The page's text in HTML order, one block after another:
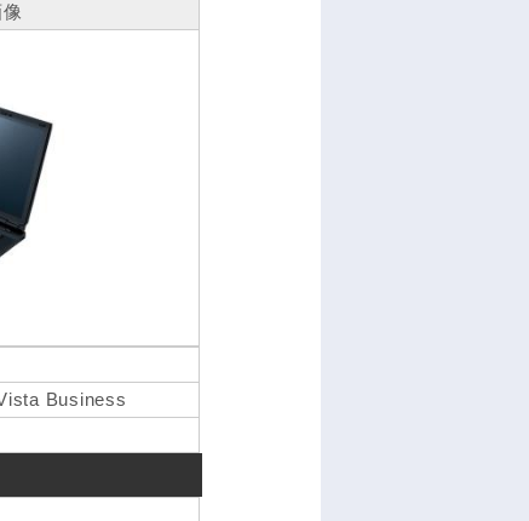
Business